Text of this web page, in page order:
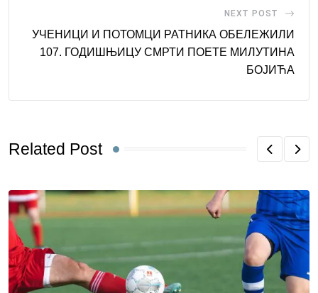
NEXT POST
УЧЕНИЦИ И ПОТОМЦИ РАТНИКА ОБЕЛЕЖИЛИ
107. ГОДИШЊИЦУ СМРТИ ПОЕТЕ МИЛУТИНА
БОЈИЋА
Related Post